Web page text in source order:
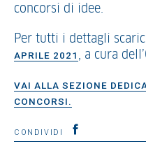
concorsi di idee.
Per tutti i dettagli
APRILE 2021 , a cura
VAI ALLA SEZIONE
CONCORSI.
CONDIVIDI